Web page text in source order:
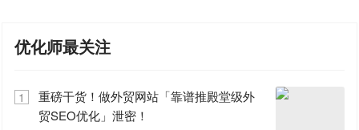
优化师最关注
1
重磅干货！做外贸网站「靠谱推殿堂级外
贸SEO优化」泄密！